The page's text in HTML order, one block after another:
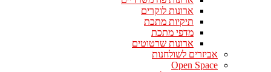
ארונות לוקרים
תיקיות מתכת
מדפי מתכת
ארונות שרטוטים
אביזרים לשולחנות
Open Space